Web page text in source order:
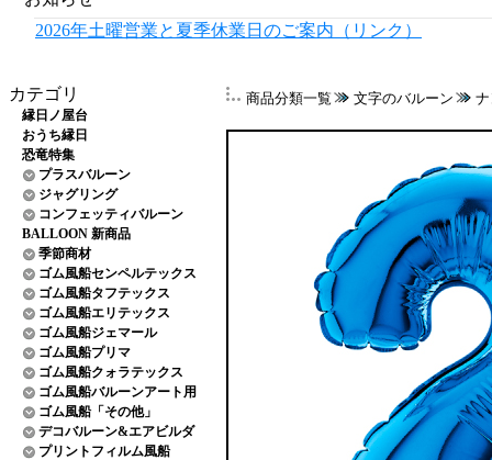
2026年土曜営業と夏季休業日のご案内（リンク）
カテゴリ
縁日ノ屋台
おうち縁日
恐竜特集
プラスバルーン
ジャグリング
コンフェッティバルーン
BALLOON 新商品
季節商材
ゴム風船センペルテックス
ゴム風船タフテックス
ゴム風船エリテックス
ゴム風船ジェマール
ゴム風船プリマ
ゴム風船クォラテックス
ゴム風船バルーンアート用
ゴム風船「その他」
デコバルーン&エアビルダ
プリントフィルム風船
商品分類一覧 文字のバルーン